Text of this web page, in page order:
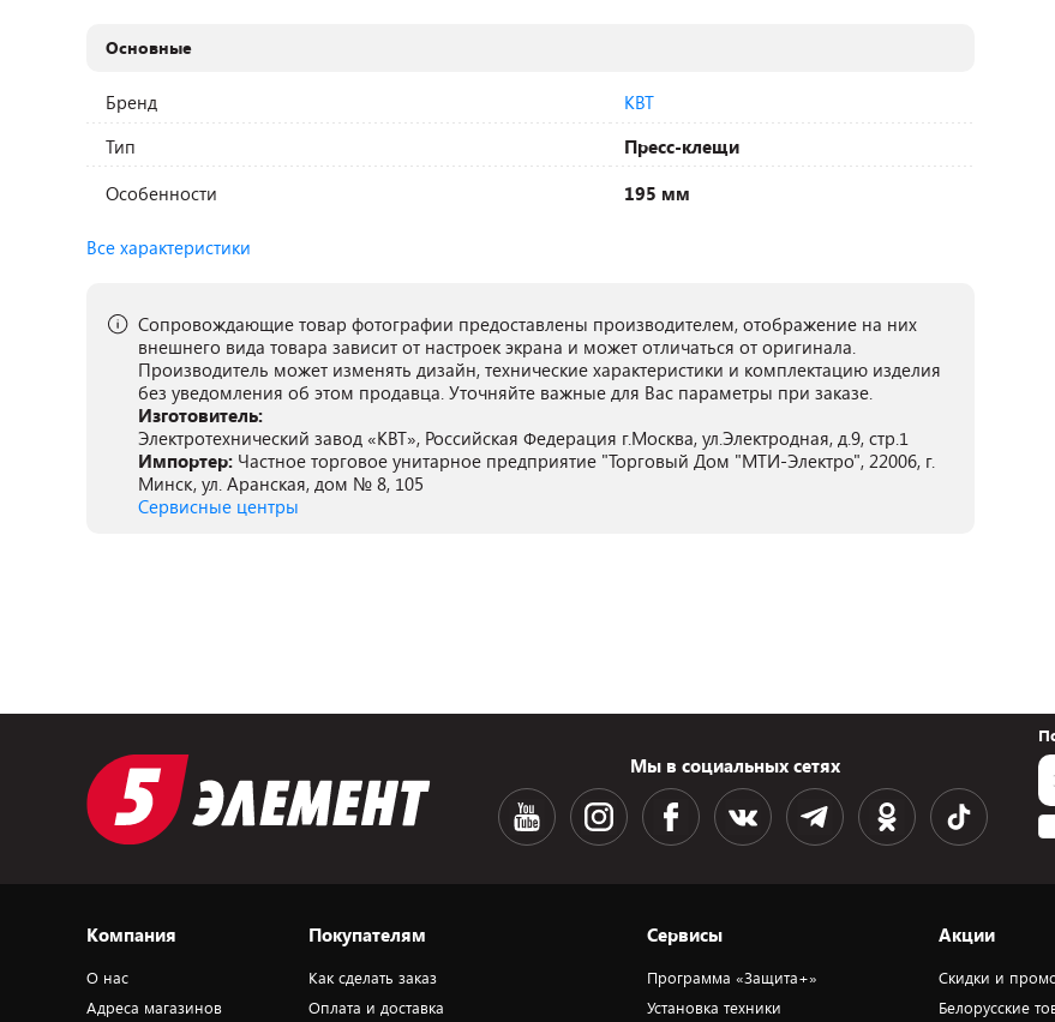
Основные
Бренд
КВТ
Тип
Пресс-клещи
Особенности
195 мм
Все характеристики
Сопровождающие товар фотографии предоставлены производителем, отображение на них
внешнего вида товара зависит от настроек экрана и может отличаться от оригинала.
Производитель может изменять дизайн, технические характеристики и комплектацию изделия
без уведомления об этом продавца. Уточняйте важные для Вас параметры при заказе.
Изготовитель:
Электротехнический завод «КВТ», Российская Федерация г.Москва, ул.Электродная, д.9, стр.1
Импортер: Частное торговое унитарное предприятие "Торговый Дом "МТИ-Электро", 22006, г.
Минск, ул. Аранская, дом № 8, 105
Сервисные центры
Мы в социальных сетях
Компания
О нас
Адреса магазинов
Покупателям
Как сделать заказ
Оплата и доставка
Сервисы
Программа «Защита+»
Установка техники
Акции
Скидки и
Белорусские